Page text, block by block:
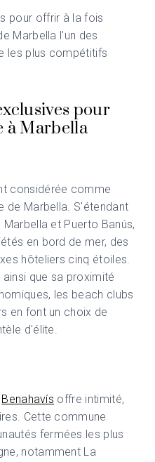
pour offrir à la fois
Marbella l'un des
les plus compétitifs
pour
à Marbella
considérée comme
de Marbella. S'étendant
et Puerto Banús,
en bord de mer, des
hôteliers cinq étoiles.
que sa proximité
les beach clubs
en font un choix de
d'élite.
Benahavís offre intimité,
Cette commune
fermées les plus
notamment La